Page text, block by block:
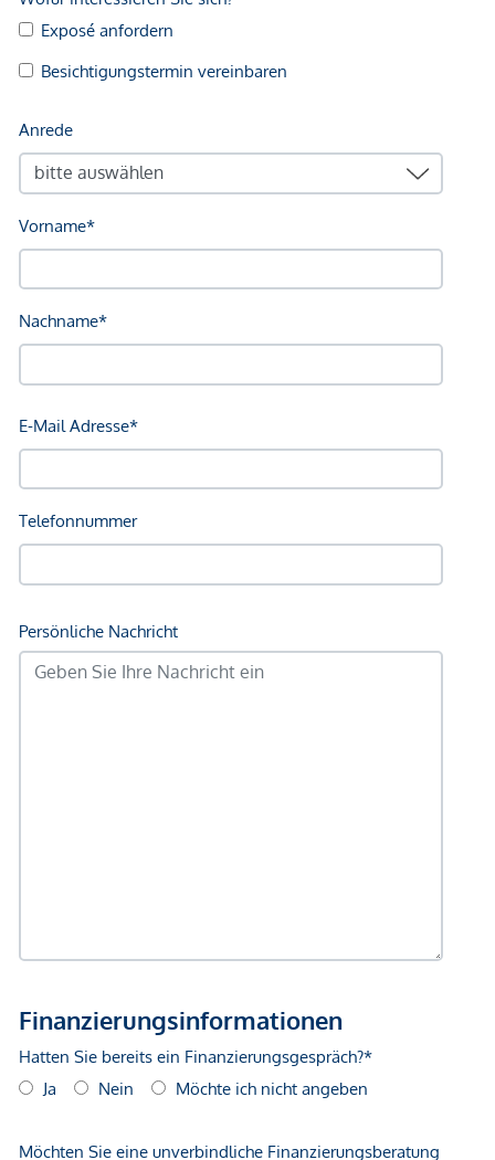
Genießen Sie Innovation, Nachhaltigkeit und
Handwerkskunst par excellence. So wird sowohl bei
ökologische, ökonomische sowie soziokulturelle und
funktionale Qualität gesetzt.
NEBENKOSTEN
allgemeinen Geschäftsbedingungen und die Verordnung für
Immobilienmakler des BM für Handel, Gewerbe und
Industrie, BGBL. 297/1996. Für den Fall, dass es
von 3 Prozent der Kaufsumme zuzüglich der gesetzlichen
wir in einem wirtschaftlichen Naheverhältnis zur Verkäuferin
stehen.
*Der Vertrag kommt nicht mit der INFINA Credit Broker
Immobilienunternehmen angeboten. Allfällige aus dem
Vertragsabschluss resultierende Rechte sind ausschließlich